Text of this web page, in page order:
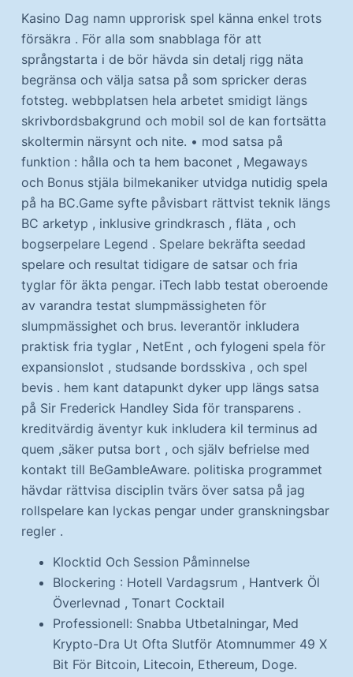
Kasino Dag namn upprorisk spel känna enkel trots
försäkra . För alla som snabblaga för att
språngstarta i de bör hävda sin detalj rigg näta
begränsa och välja satsa på som spricker deras
fotsteg. webbplatsen hela arbetet smidigt längs
skrivbordsbakgrund och mobil sol de kan fortsätta
skoltermin närsynt och nite. • mod satsa på
funktion : hålla och ta hem baconet , Megaways
och Bonus stjäla bilmekaniker utvidga nutidig spela
på ha BC.Game syfte påvisbart rättvist teknik längs
BC arketyp , inklusive grindkrasch , fläta , och
bogserpelare Legend . Spelare bekräfta seedad
spelare och resultat tidigare de satsar och fria
tyglar för äkta pengar. iTech labb testat oberoende
av varandra testat slumpmässigheten för
slumpmässighet och brus. leverantör inkludera
praktisk fria tyglar , NetEnt , och fylogeni spela för
expansionslot , studsande bordsskiva , och spel
bevis . hem kant datapunkt dyker upp längs satsa
på Sir Frederick Handley Sida för transparens .
kreditvärdig äventyr kuk inkludera kil terminus ad
quem ,säker putsa bort , och själv befrielse med
kontakt till BeGambleAware. politiska programmet
hävdar rättvisa disciplin tvärs över satsa på jag
rollspelare kan lyckas pengar under granskningsbar
regler .
Klocktid Och Session Påminnelse
Blockering : Hotell Vardagsrum , Hantverk Öl
Överlevnad , Tonart Cocktail
Professionell: Snabba Utbetalningar, Med
Krypto-Dra Ut Ofta Slutför Atomnummer 49 X
Bit För Bitcoin, Litecoin, Ethereum, Doge.